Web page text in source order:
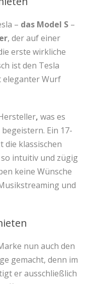
– das Model S –
, der auf einer
erste wirkliche
ist den Tesla
eleganter Wurf
, was es
Ein 17-
die klassischen
intuitiv und zügig
keine Wünsche
und
nun auch den
gemacht, denn im
er ausschließlich